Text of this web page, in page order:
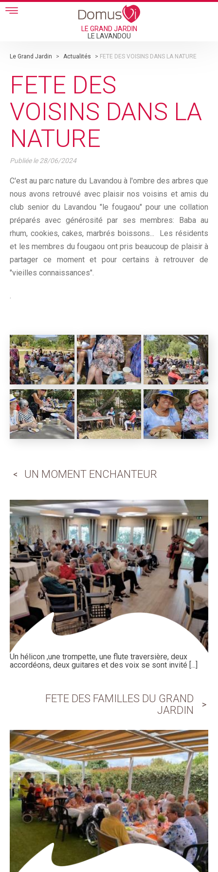
Skip to main content
LE GRAND JARDIN
LE LAVANDOU
Le Grand Jardin > Actualités > FETE DES VOISINS DANS LA NATURE
FETE DES
VOISINS DANS LA
NATURE
Publiée le28/06/2024
C'est au parc nature du Lavandou à l'ombre des arbres que
nous avons retrouvé avec plaisir nos voisins et amis du
club senior du Lavandou "le fougaou" pour une collation
préparés avec générosité par ses membres: Baba au
rhum, cookies, cakes, marbrés boissons... Les résidents
et les membres du fougaou ont pris beaucoup de plaisir à
partager ce moment et pour certains à retrouver de
"vieilles connaissances".
.
UN MOMENT ENCHANTEUR
Un hélicon ,une trompette, une flute traversière, deux
accordéons, deux guitares et des voix se sont invité [...]
FETE DES FAMILLES DU GRAND
JARDIN